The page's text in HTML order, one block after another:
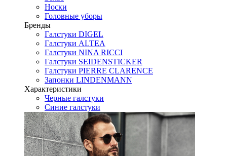
Носки
Головные уборы
Бренды
Галстуки DIGEL
Галстуки ALTEA
Галстуки NINA RICCI
Галстуки SEIDENSTICKER
Галстуки PIERRE CLARENCE
Запонки LINDENMANN
Характеристики
Черные галстуки
Синие галстуки